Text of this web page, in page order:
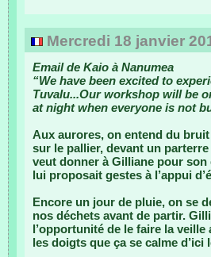
Mercredi 18 janvier
Email de Kaio à Nanumea
“We have been excited to
Tuvalu...Our workshop will be
at night when everyone is not
Aux aurores, on entend du
sur le pallier, devant un
veut donner à Gilliane pour
lui proposait gestes à l’appui
Encore un jour de pluie, on se
nos déchets avant de partir.
l’opportunité de le faire la
les doigts que ça se calme d’ici